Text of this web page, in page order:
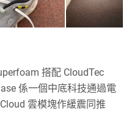
搭配 CloudTec
係一個中底科技通過電
雲模塊作緩震同推